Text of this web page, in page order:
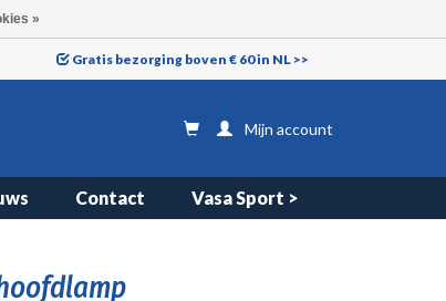
Gratis bezorging boven € 60 in NL >>
Mijn account
Contact Vasa Sport >
»